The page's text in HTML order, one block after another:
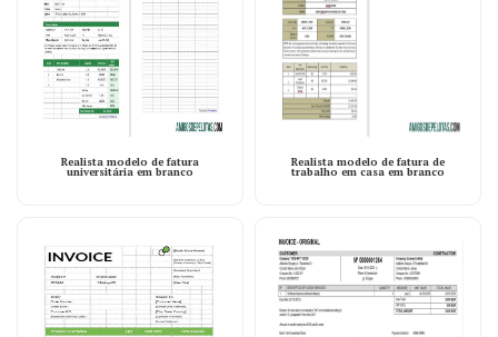
Realista modelo de fatura
universitária em branco
Realista modelo de fatura de
trabalho em casa em branco